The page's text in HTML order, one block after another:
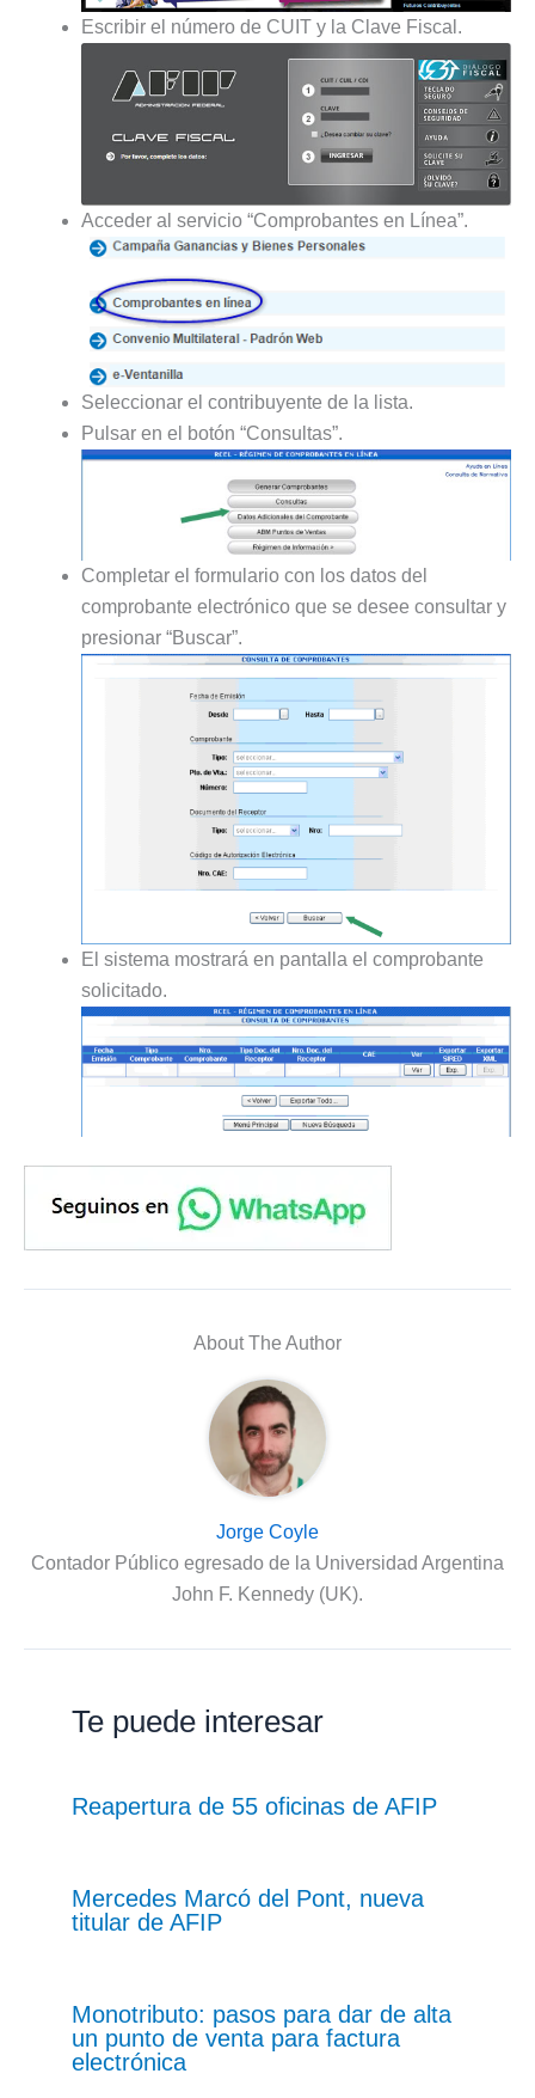
Escribir el número de CUIT y la Clave Fiscal.
Acceder al servicio “Comprobantes en Línea”.
Seleccionar el contribuyente de la lista.
Pulsar en el botón “Consultas”.
Completar el formulario con los datos del
comprobante electrónico que se desee consultar y
presionar “Buscar”.
El sistema mostrará en pantalla el comprobante
solicitado.
About The Author
Jorge Coyle
Contador Público egresado de la Universidad Argentina
John F. Kennedy (UK).
Te puede interesar
Reapertura de 55 oficinas de AFIP
Mercedes Marcó del Pont, nueva
titular de AFIP
Monotributo: pasos para dar de alta
un punto de venta para factura
electrónica